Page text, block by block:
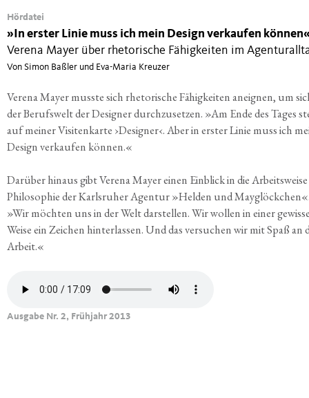
Hördatei
» In erster Linie muss ich mein Design verkaufen
Verena Mayer über rhetorische Fähigkeiten im
Von Simon Baßler und Eva-Maria Kreuzer
Vere­na May­er muss­te sich rhe­to­ri­sche Fähig­kei­ten aneig­nen, um
der Berufs­welt der Desi­gner durch­zu­set­zen. »Am Ende des Tages
auf mei­ner Visi­ten­kar­te ›Desi­gner‹. Aber in ers­ter Linie muss ich
Design ver­kau­fen können.«
Dar­über hin­aus gibt Vere­na May­er einen Ein­blick in die
Phi­lo­so­phie der Karls­ru­her Agen­tur »Hel­den und
»Wir möch­ten uns in der Welt dar­stel­len. Wir wol­len in einer
Wei­se ein Zei­chen hin­ter­las­sen. Und das ver­su­chen wir mit Spaß an
Arbeit.«
Ausgabe Nr. 2, Frühjahr 2013